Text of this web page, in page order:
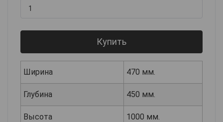
Купить
Ширина 470 мм.
Глубина 450 мм.
Высота 1000 мм.